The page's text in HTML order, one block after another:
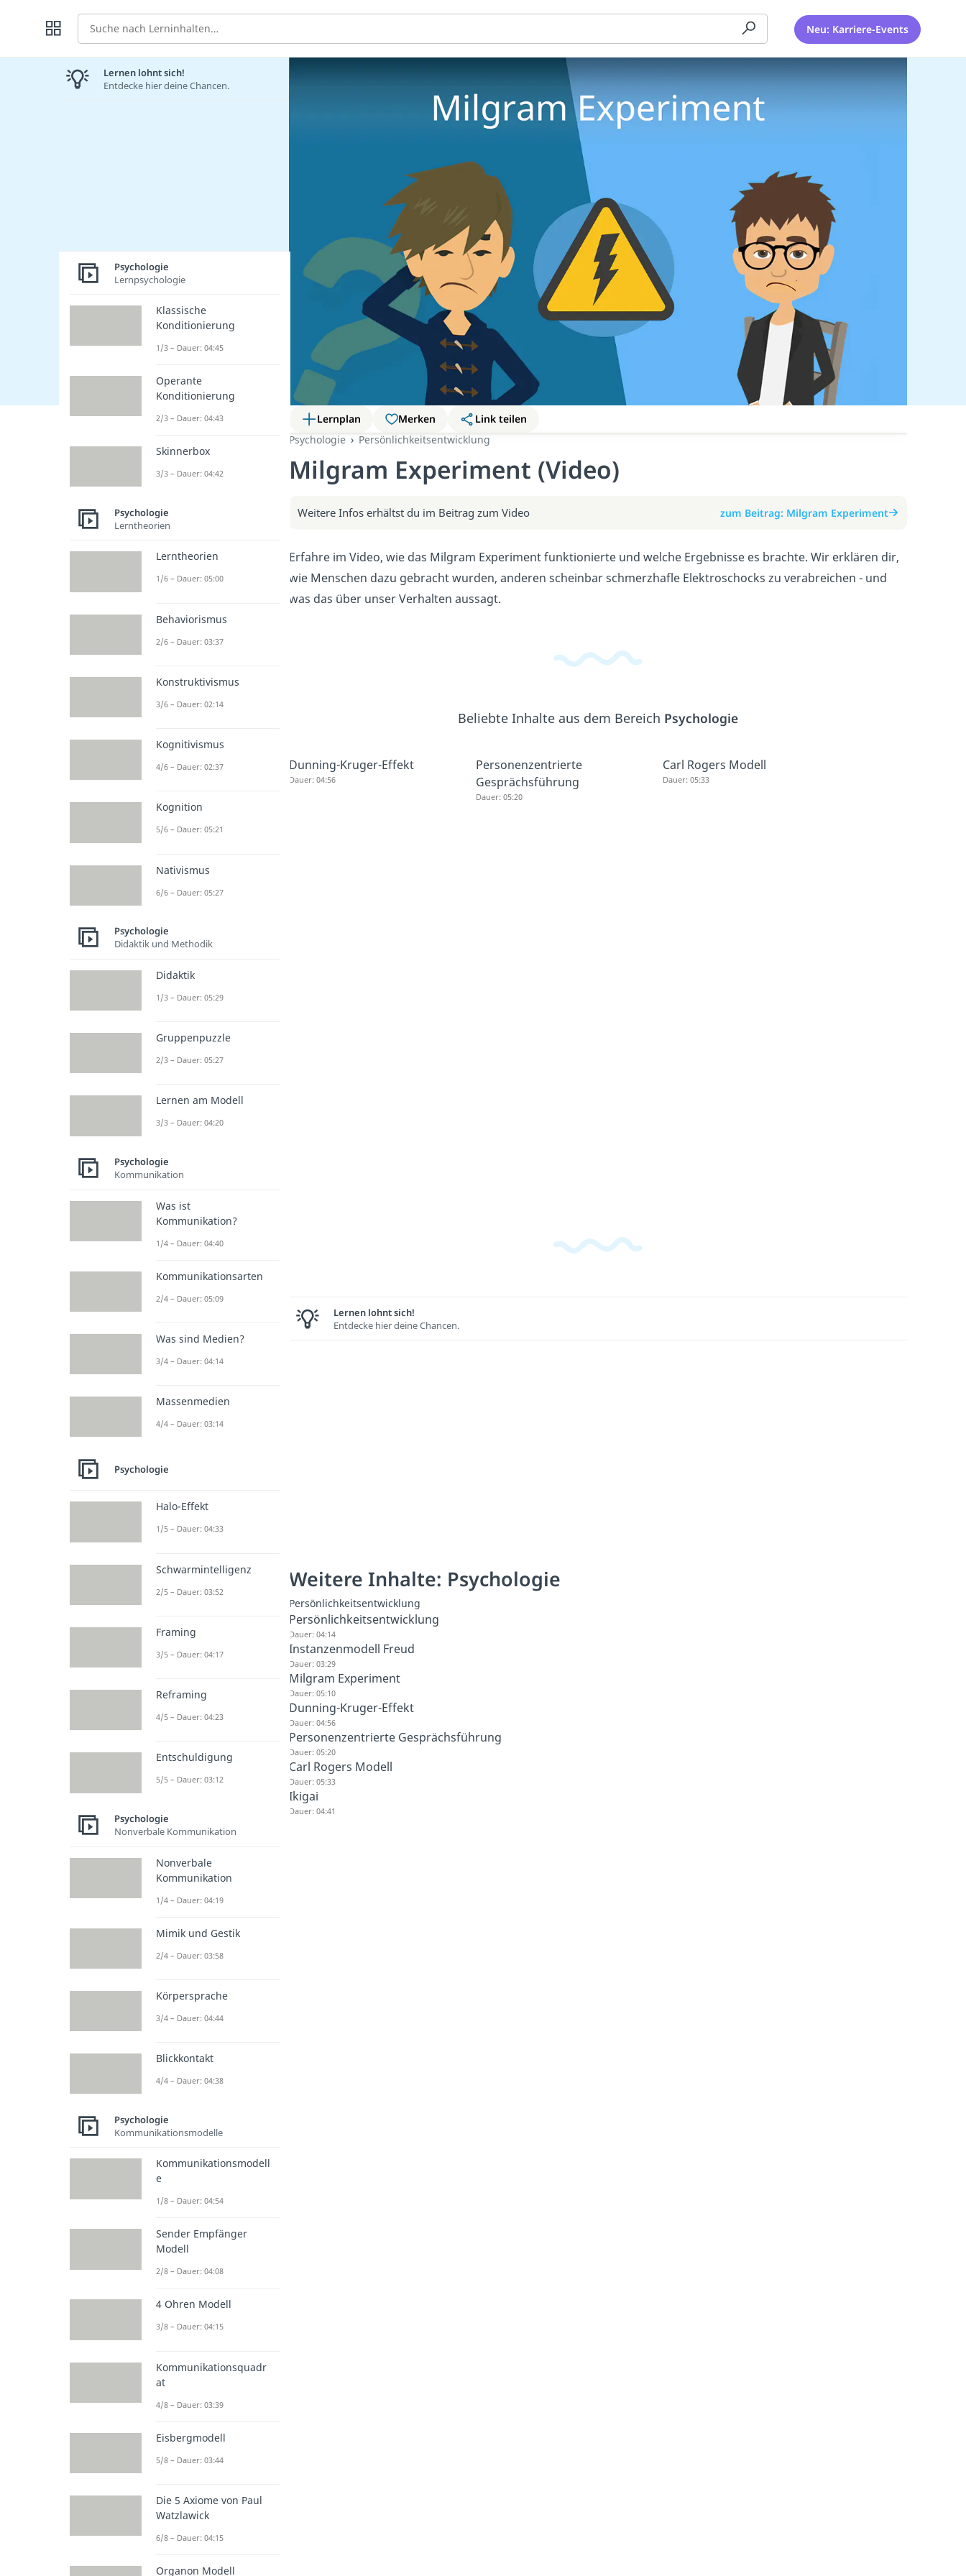
Suche Neu: Karriere-Events
Lernplan Merken
Link teilen
Psychologie
Persönlichkeitsentwicklung
Milgram Experiment (Video)
Weitere Infos erhältst du im Beitrag zum Video zum Beitrag: Milgram Experiment
Erfahre im Video, wie das Milgram Experiment funktionierte und welche Ergebnisse es brachte. Wir erklären dir,
wie Menschen dazu gebracht wurden, anderen scheinbar schmerzhafle Elektroschocks zu verabreichen - und
was das über unser Verhalten aussagt.
Beliebte Inhalte aus dem Bereich Psychologie
Dunning-Kruger-Effekt
Dauer: 04:56
Personenzentrierte
Gesprächsführung
Dauer: 05:20
Carl Rogers Modell
Dauer: 05:33
Lernen lohnt sich!
Entdecke hier deine Chancen.
Weitere Inhalte: Psychologie
Persönlichkeitsentwicklung
Persönlichkeitsentwicklung
Dauer: 04:14
Instanzenmodell Freud
Dauer: 03:29
Milgram Experiment
Dauer: 05:10
Dunning-Kruger-Effekt
Dauer: 04:56
Personenzentrierte Gesprächsführung
Dauer: 05:20
Carl Rogers Modell
Dauer: 05:33
Ikigai
Dauer: 04:41
Lernen lohnt sich!
Entdecke hier deine Chancen.
Psychologie
Lernpsychologie
Klassische
Konditionierung
1/3 – Dauer: 04:45
Operante
Konditionierung
2/3 – Dauer: 04:43
Skinnerbox
3/3 – Dauer: 04:42
Psychologie
Lerntheorien
Lerntheorien
1/6 – Dauer: 05:00
Behaviorismus
2/6 – Dauer: 03:37
Konstruktivismus
3/6 – Dauer: 02:14
Kognitivismus
4/6 – Dauer: 02:37
Kognition
5/6 – Dauer: 05:21
Nativismus
6/6 – Dauer: 05:27
Psychologie
Didaktik und Methodik
Didaktik
1/3 – Dauer: 05:29
Gruppenpuzzle
2/3 – Dauer: 05:27
Lernen am Modell
3/3 – Dauer: 04:20
Psychologie
Kommunikation
Was ist
Kommunikation?
1/4 – Dauer: 04:40
Kommunikationsarten
2/4 – Dauer: 05:09
Was sind Medien?
3/4 – Dauer: 04:14
Massenmedien
4/4 – Dauer: 03:14
Psychologie
Halo-Effekt
1/5 – Dauer: 04:33
Schwarmintelligenz
2/5 – Dauer: 03:52
Framing
3/5 – Dauer: 04:17
Reframing
4/5 – Dauer: 04:23
Entschuldigung
5/5 – Dauer: 03:12
Psychologie
Nonverbale Kommunikation
Nonverbale
Kommunikation
1/4 – Dauer: 04:19
Mimik und Gestik
2/4 – Dauer: 03:58
Körpersprache
3/4 – Dauer: 04:44
Blickkontakt
4/4 – Dauer: 04:38
Psychologie
Kommunikationsmodelle
Kommunikationsmodell
e
1/8 – Dauer: 04:54
Sender Empfänger
Modell
2/8 – Dauer: 04:08
4 Ohren Modell
3/8 – Dauer: 04:15
Kommunikationsquadr
at
4/8 – Dauer: 03:39
Eisbergmodell
5/8 – Dauer: 03:44
Die 5 Axiome von Paul
Watzlawick
6/8 – Dauer: 04:15
Organon Modell